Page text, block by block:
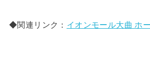
◆関連リンク： イオンモール大曲 ホ